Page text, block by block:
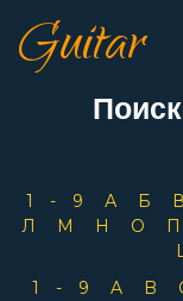
Guitar
1-9 А Б
Л
М Н О
1-9
A B